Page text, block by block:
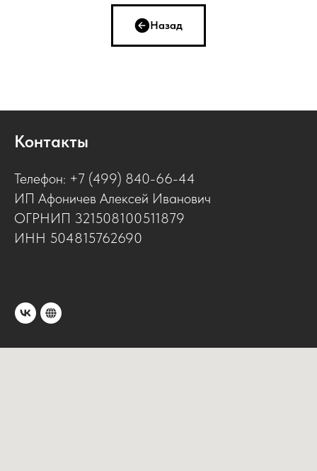
Назад
Контакты
Телефон: +7 (499) 840-66-44
ИП Афоничев Алексей Иванович
ОГРНИП 321508100511879
ИНН 504815762690